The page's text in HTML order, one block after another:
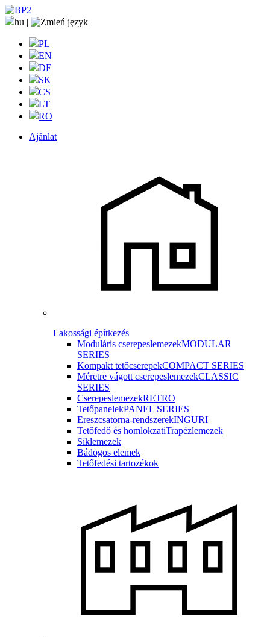
hu |
PL
EN
DE
SK
CS
LT
RO
Ajánlat
Lakossági építkezés
Moduláris cserepeslemezekMODULAR
SERIES
Kompakt tetőcserepekCOMPACT SERIES
Méretre vágott cserepeslemezekCLASSIC
SERIES
CserepeslemezekRETRO
TetőpanelekPANEL SERIES
Ereszcsatorna-rendszerekINGURI
Tetőfedő és homlokzatiTrapézlemezek
Síklemezek
Bádogos elemek
Tetőfedési tartozékok